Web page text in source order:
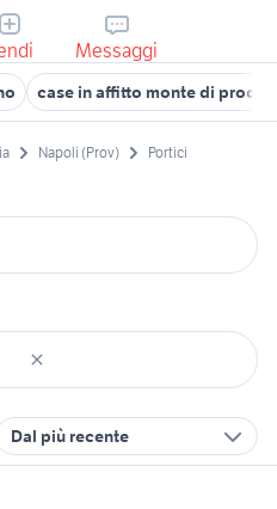
Messaggi
case in affitto monte di
Napoli (Prov) Portici
Dal più recente